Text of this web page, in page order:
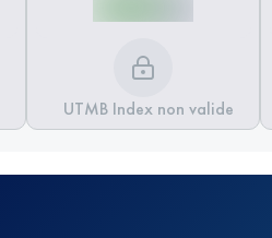
UTMB Index non valide